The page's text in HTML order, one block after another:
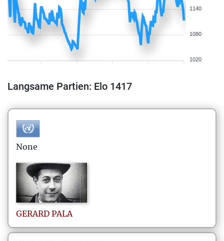
1140
1080
1020
Langsame Partien: Elo 1417
None
GERARD PALA